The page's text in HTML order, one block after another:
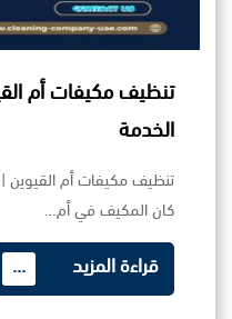
الخدمة
كان المكيف في أم…
قراءة المزيد ...